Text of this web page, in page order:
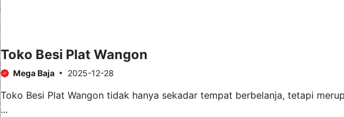
Toko Besi Plat Wangon
Mega Baja 2025-12-28
Toko Besi Plat Wangon tidak hanya sekadar tempat berbelanja, tetapi
...